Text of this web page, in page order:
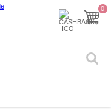
0
Shopping
Monte
sua
Cesta